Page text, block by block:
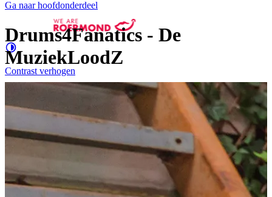
Ga naar hoofdonderdeel
Contrast verhogen
Grotere letters
Evenementen
Drums4Fanatics - De
MuziekLoodZ